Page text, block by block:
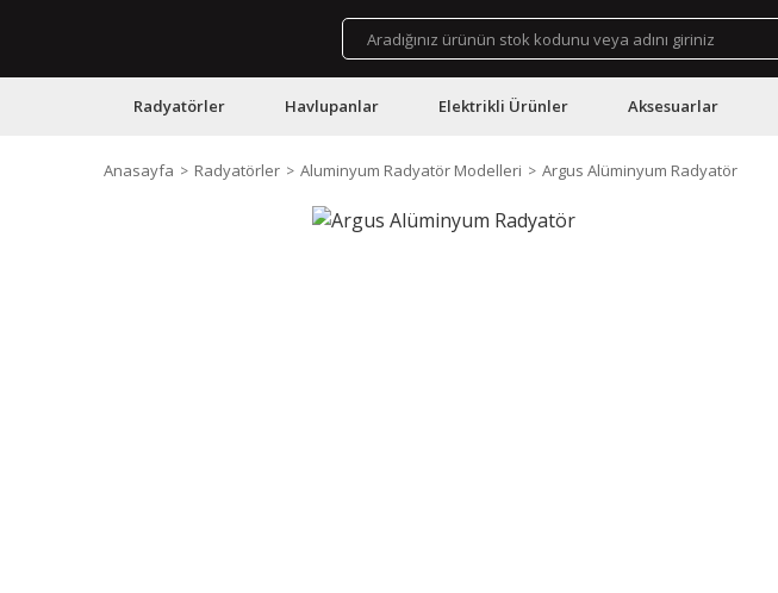
Radyatörler Havlupanlar Elektrikli Ürünler Aksesuarlar
Anasayfa Radyatörler Aluminyum Radyatör Modelleri Argus Alüminyum Radyatör